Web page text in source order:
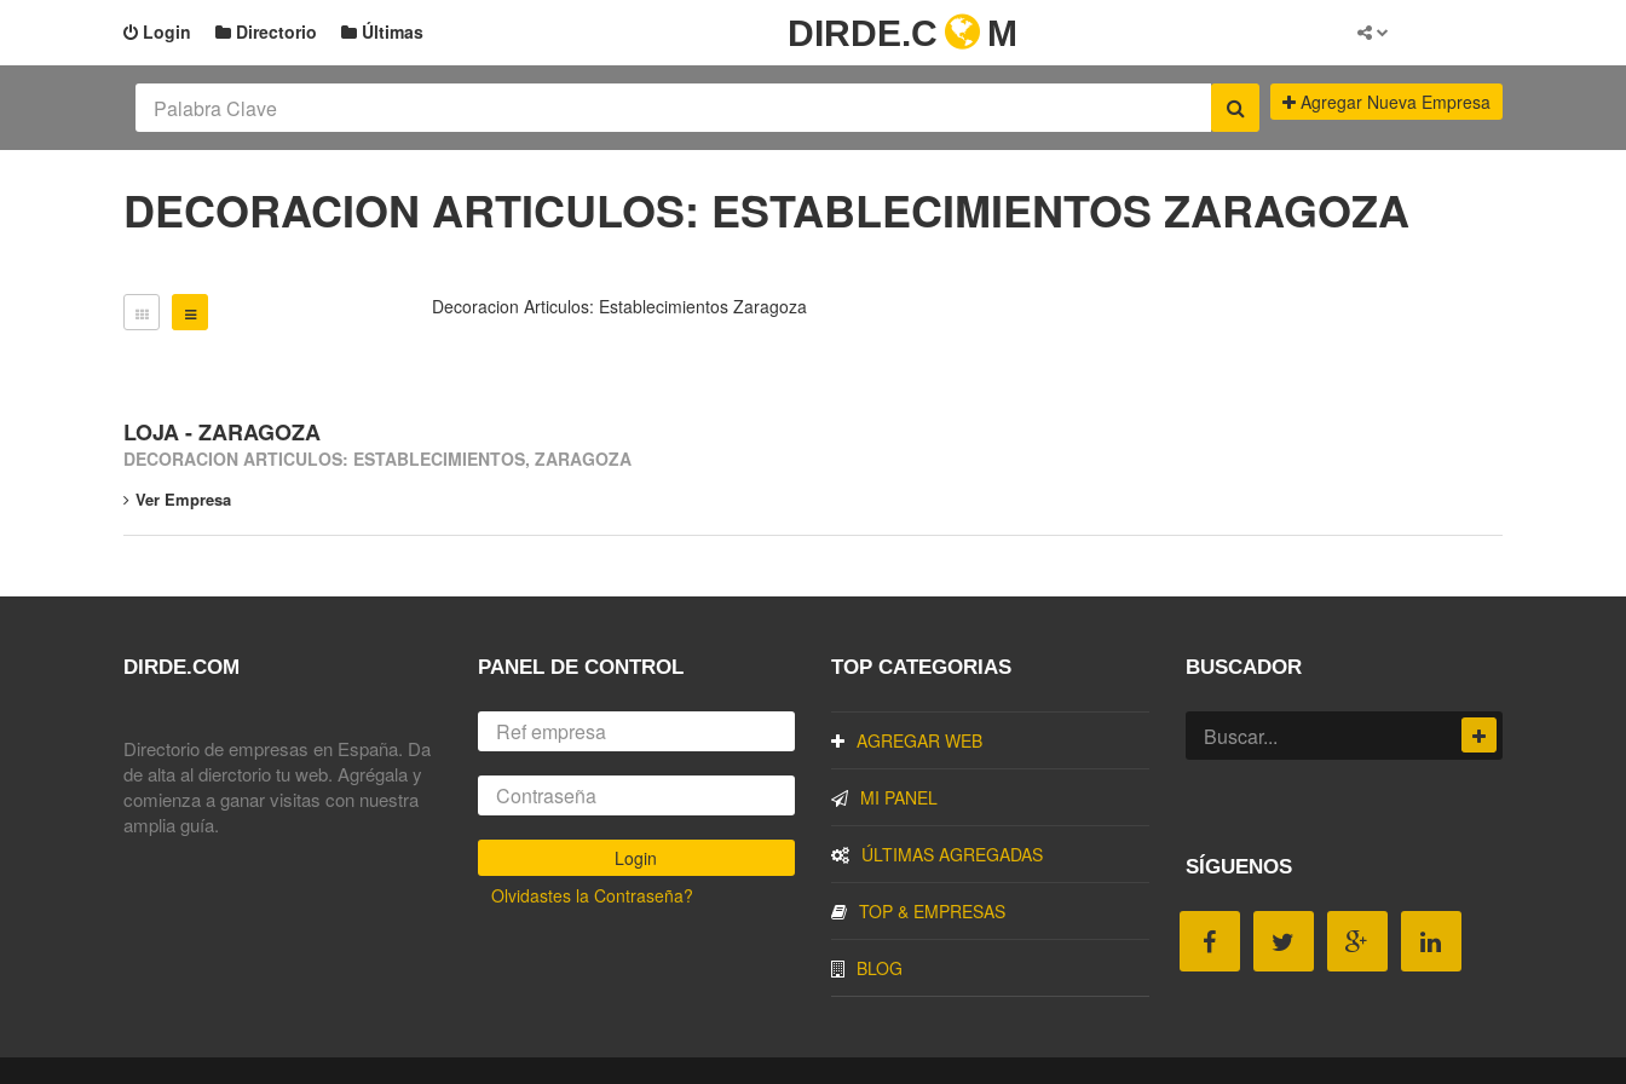
Login Directorio Últimas DIRDE.C M
Agregar Nueva Empresa
DECORACION ARTICULOS: ESTABLECIMIENTOS ZARAGOZA
Decoracion Articulos: Establecimientos Zaragoza
LOJA - ZARAGOZA
DECORACION ARTICULOS: ESTABLECIMIENTOS, ZARAGOZA
Ver Empresa
DIRDE.COM
Directorio de empresas en España. Da
de alta al dierctorio tu web. Agrégala y
comienza a ganar visitas con nuestra
amplia guía.
PANEL DE CONTROL
Olvidastes la Contraseña?
TOP CATEGORIAS
AGREGAR WEB
MI PANEL
ÚLTIMAS AGREGADAS
TOP & EMPRESAS
BLOG
BUSCADOR
SÍGUENOS